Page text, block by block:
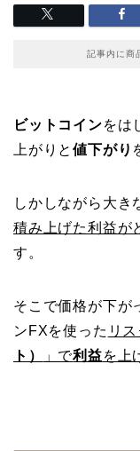
記事内に商
ビットコインをは
上がりと値下がり
しかしながら大き
積み上げた利益が
す。
そこで価格が下が
ンFXを使った リ
ト）
」で利益を上